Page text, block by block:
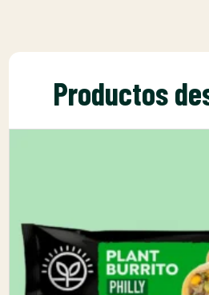
Productos